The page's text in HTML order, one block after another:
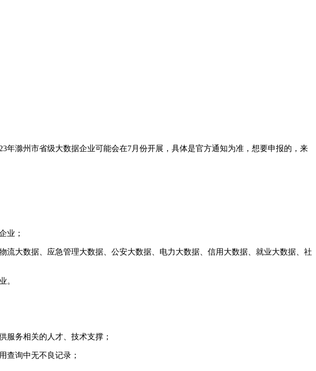
年滁州市省级大数据企业可能会在7月份开展，具体是官方通知为准，想要申报的，来
业；
大数据、应急管理大数据、公安大数据、电力大数据、信用大数据、就业大数据、社
。
服务相关的人才、技术支撑；
查询中无不良记录；